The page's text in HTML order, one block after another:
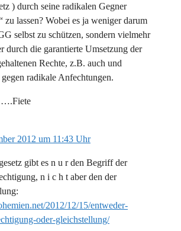
) durch seine radikalen Gegner
zu lassen? Wobei es ja weniger darum
selbst zu schützen, sondern vielmehr
durch die garantierte Umsetzung der
Rechte, z.B. auch und
gegen radikale Anfechtungen.
2012 um 11:43 Uhr
gibt es n u r den Begriff der
n i c h t aber den der
2012/12/15/entweder-
oder-gleichstellung/